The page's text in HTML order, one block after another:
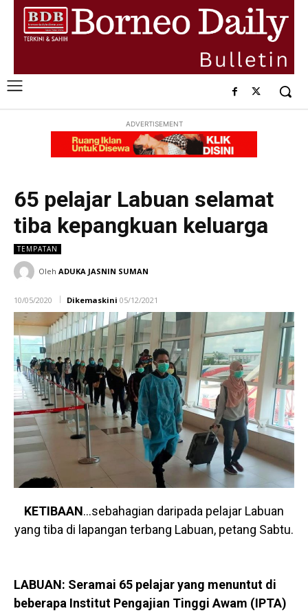
ADVERTISEMENT
65 pelajar Labuan selamat
tiba kepangkuan keluarga
TEMPATAN
Oleh ADUKA JASNIN SUMAN
10/05/2020 Dikemaskini 05/12/2021
KETIBAAN…sebahagian daripada pelajar Labuan
yang tiba di lapangan terbang Labuan, petang Sabtu.
LABUAN: Seramai 65 pelajar yang menuntut di
beberapa Institut Pengajian Tinggi Awam (IPTA)